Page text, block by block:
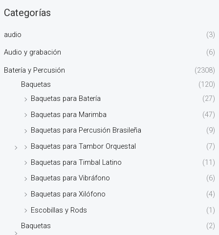
Categorías
audio (3)
Audio y grabación (6)
Batería y Percusión
(2308)
Baquetas
(120)
Baquetas para Batería
(27)
Baquetas para Marimba
(47)
Baquetas para Percusión Brasileña
(9)
Baquetas para Tambor Orquestal
(7)
Baquetas para Timbal Latino
(11)
Baquetas para Vibráfono
(6)
Baquetas para Xilófono
(4)
Escobillas y Rods
(1)
Baquetas
(2)